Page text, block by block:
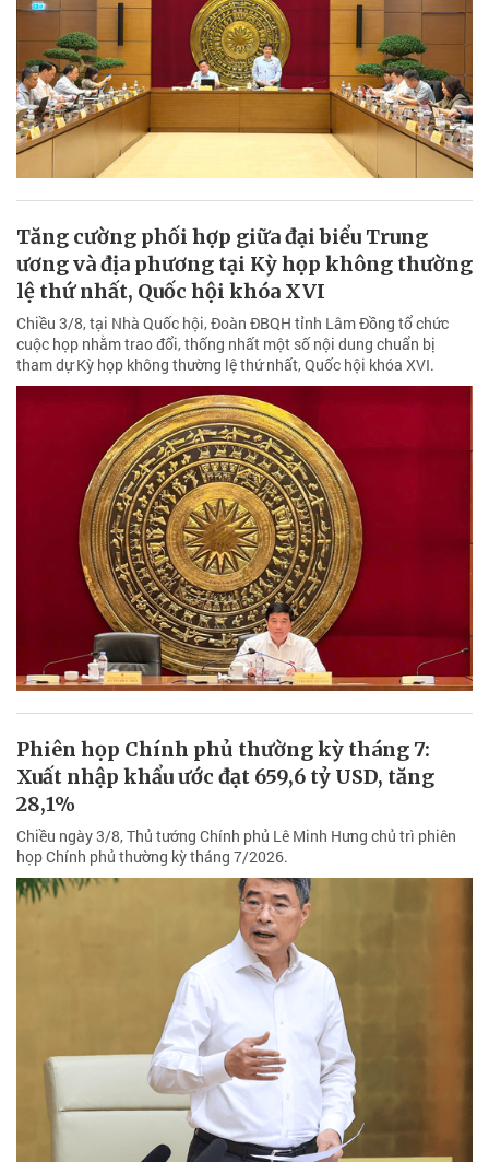
Tăng cường phối hợp giữa đại biểu Trung
ương và địa phương tại Kỳ họp không thường
lệ thứ nhất, Quốc hội khóa XVI
Chiều 3/8, tại Nhà Quốc hội, Đoàn ĐBQH tỉnh Lâm Đồng tổ chức
cuộc họp nhằm trao đổi, thống nhất một số nội dung chuẩn bị
tham dự Kỳ họp không thường lệ thứ nhất, Quốc hội khóa XVI.
Phiên họp Chính phủ thường kỳ tháng 7:
Xuất nhập khẩu ước đạt 659,6 tỷ USD, tăng
28,1%
Chiều ngày 3/8, Thủ tướng Chính phủ Lê Minh Hưng chủ trì phiên
họp Chính phủ thường kỳ tháng 7/2026.